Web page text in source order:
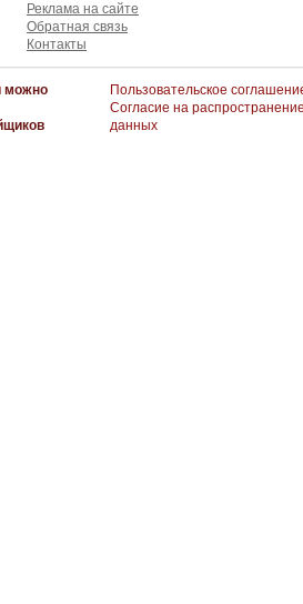
Реклама на сайте
Обратная связь
Контакты
можно
Пользовательское
Согласие на
данных